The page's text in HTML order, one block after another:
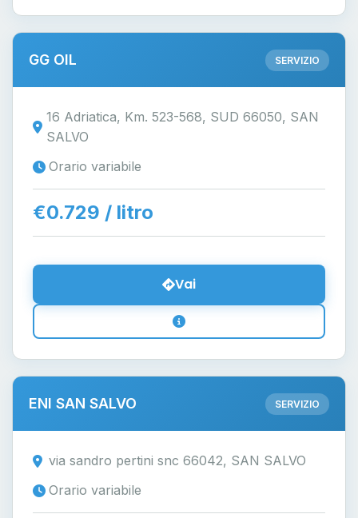
GG OIL SERVIZIO
16 Adriatica, Km. 523-568, SUD 66050, SAN
SALVO
Orario variabile
€0.729 / litro
Vai
ENI SAN SALVO SERVIZIO
via sandro pertini snc 66042, SAN SALVO
Orario variabile